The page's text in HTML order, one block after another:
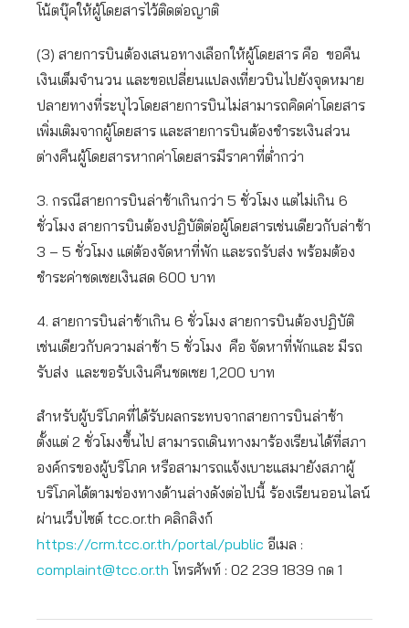
โน้ตบุ๊คให้ผู้โดยสารไว้ติดต่อญาติ
(3) สายการบินต้องเสนอทางเลือกให้ผู้โดยสาร คือ ขอคืน
เงินเต็มจำนวน และขอเปลี่ยนแปลงเที่ยวบินไปยังจุดหมาย
ปลายทางที่ระบุไวโดยสายการบินไม่สามารถคิดค่าโดยสาร
เพิ่มเติมจากผู้โดยสาร และสายการบินต้องชำระเงินส่วน
ต่างคืนผู้โดยสารหากค่าโดยสารมีราคาที่ต่ำกว่า
3. กรณีสายการบินล่าช้าเกินกว่า 5 ชั่วโมง แต่ไม่เกิน 6
ชั่วโมง สายการบินต้องปฏิบัติต่อผู้โดยสารเช่นเดียวกับล่าช้า
3 – 5 ชั่วโมง แต่ต้องจัดหาที่พัก และรถรับส่ง พร้อมต้อง
ชำระค่าชดเชยเงินสด 600 บาท
4. สายการบินล่าช้าเกิน 6 ชั่วโมง สายการบินต้องปฏิบัติ
เช่นเดียวกับความล่าช้า 5 ชั่วโมง คือ จัดหาที่พักและ มีรถ
รับส่ง และขอรับเงินคืนชดเชย 1,200 บาท
สำหรับผู้บริโภคที่ได้รับผลกระทบจากสายการบินล่าช้า
ตั้งแต่ 2 ชั่วโมงขึ้นไป สามารถเดินทางมาร้องเรียนได้ที่สภา
องค์กรของผู้บริโภค หรือสามารถแจ้งเบาะแสมายังสภาผู้
บริโภคได้ตามช่องทางด้านล่างดังต่อไปนี้ ร้องเรียนออนไลน์
ผ่านเว็บไซต์ tcc.or.th คลิกลิงก์
https://crm.tcc.or.th/portal/public อีเมล :
complaint@tcc.or.th โทรศัพท์ : 02 239 1839 กด 1